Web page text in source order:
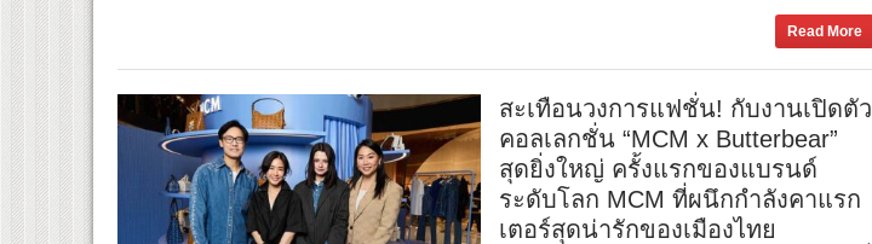
Read More
สะเทือนวงการแฟชั่น! กับงานเปิดตัว
คอลเลกชั่น “MCM x Butterbear”
สุดยิ่งใหญ่ ครั้งแรกของแบรนด์
ระดับโลก MCM ที่ผนึกกำลังคาแรก
เตอร์สุดน่ารักของเมืองไทย